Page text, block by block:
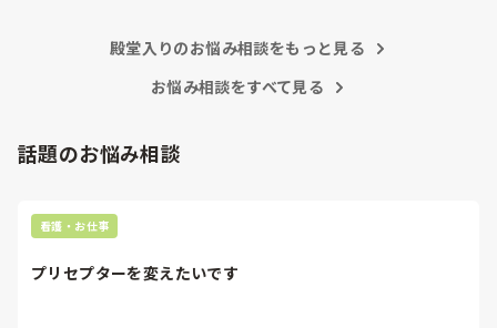
朝の情報収集にも時間がかかり、結果、患者のことがわから
の意味があるのか疑問です。
やったことないの！？もう10ヶ月なんだから、未経験なこと
新人さんが可愛そう、と感じることもある反面、ペアの先輩
が何か処置をしているけど、ペアの新人はのんびり記録して
がいいんじゃないの？」と声をかけても、「記録終わってな
の向き合い方になると思いますよ🎵僕は昔の人間なので、昔は
いと思います。昔は患者様、スタッフ全員に目を配れる人が沢
るなら実施してみてはどうでしょうか⁉️そういう事と思います
持論ですけど、頑張って👊😆🎵
殿堂入りのお悩み相談をもっと見る
お悩み相談をすべて見る
話題のお悩み相談
看護・お仕事
プリセプターを変えたいです